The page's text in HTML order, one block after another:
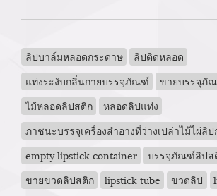
ลิปบาล์มหลอดกระดาษ
ลิปติดหลอด
แท่งระงับกลิ่นกายบรรจุภัณฑ์
ขายบรรจุภั
ไม้หลอดลิปสติก
หลอดลิปแท่ง
ภาชนะบรรจุเครื่องสำอางที่ว่างเปล่าไม้ไผ่ลิ
empty lipstick container
บรรจุภัณฑ์ลิปส
ขายขวดลิปสติก
lipstick tube ขวดลิป